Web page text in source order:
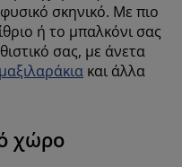
σκηνικό. Με πιο
ή το μπαλκόνι σας
σας, με άνετα
μαξιλαράκια και άλλα
χώρο